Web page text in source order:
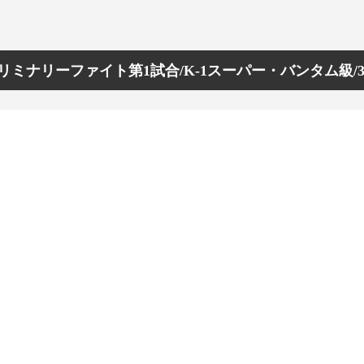
ミナリーファイト第1試合/K-1スーパー・バンタム級/